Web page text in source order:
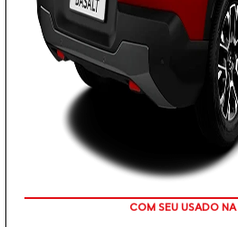
TAXA ZERO